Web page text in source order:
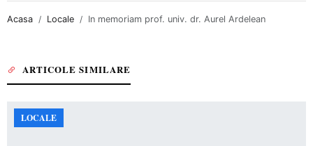
Acasa Locale In memoriam prof. univ. dr. Aurel Ardelean
ARTICOLE SIMILARE
LOCALE